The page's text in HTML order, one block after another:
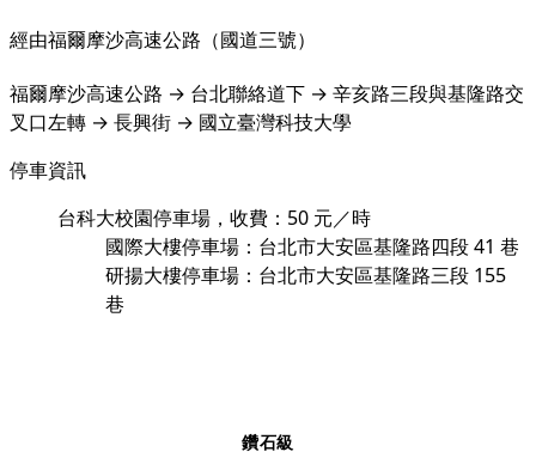
經由福爾摩沙高速公路（國道三號）
福爾摩沙高速公路 → 台北聯絡道下 → 辛亥路三段與基隆路交
叉口左轉 → 長興街 → 國立臺灣科技大學
停車資訊
台科大校園停車場，收費：50 元／時
國際大樓停車場： 台北市大安區基隆路四段 41 巷
研揚大樓停車場： 台北市大安區基隆路三段 155
巷
鑽石級